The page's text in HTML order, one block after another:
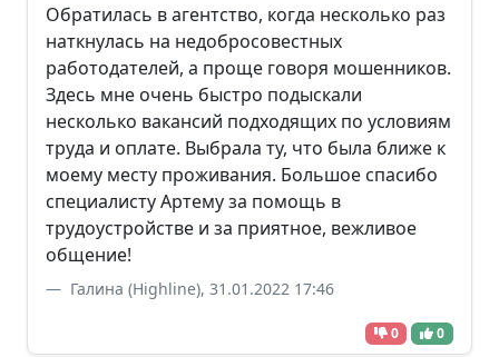
Обратилась в агентство, когда несколько раз
наткнулась на недобросовестных
работодателей, а проще говоря мошенников.
Здесь мне очень быстро подыскали
несколько вакансий подходящих по условиям
труда и оплате. Выбрала ту, что была ближе к
моему месту проживания. Большое спасибо
специалисту Артему за помощь в
трудоустройстве и за приятное, вежливое
общение!
Галина (Highline), 31.01.2022 17:46
0 0